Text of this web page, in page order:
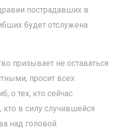
пострадавших в
будет отслужена
призывает не оставаться
просит всех
о тех, кто сейчас
кто в силу случившейся
над головой.